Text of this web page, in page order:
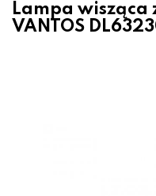
Lampa
VANTOS